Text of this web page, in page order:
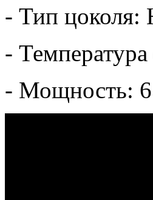
- Тип цоколя:
-
- Мощность: